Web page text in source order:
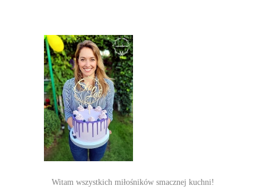
Witam wszystkich miłośników smacznej kuchni!